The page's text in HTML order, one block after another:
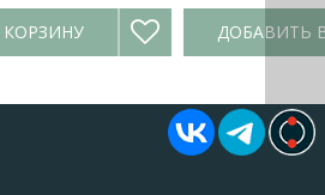
ДОБАВИТЬ